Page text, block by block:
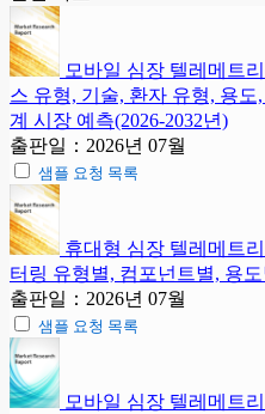
모바일 심장 텔레메트
스 유형, 기술, 환자 유형, 용도
계 시장 예측(2026-2032년)
출판일：2026년 07월
샘플 요청 목록
휴대형 심장 텔레메트
터링 유형별, 컴포넌트별, 용
출판일：2026년 07월
샘플 요청 목록
모바일 심장 텔레메트